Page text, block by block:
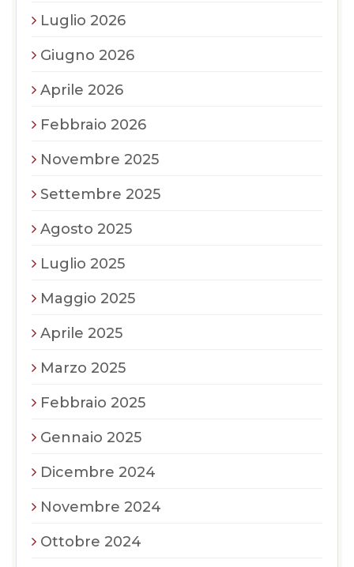
Luglio 2026
Giugno 2026
Aprile 2026
Febbraio 2026
Novembre 2025
Settembre 2025
Agosto 2025
Luglio 2025
Maggio 2025
Aprile 2025
Marzo 2025
Febbraio 2025
Gennaio 2025
Dicembre 2024
Novembre 2024
Ottobre 2024